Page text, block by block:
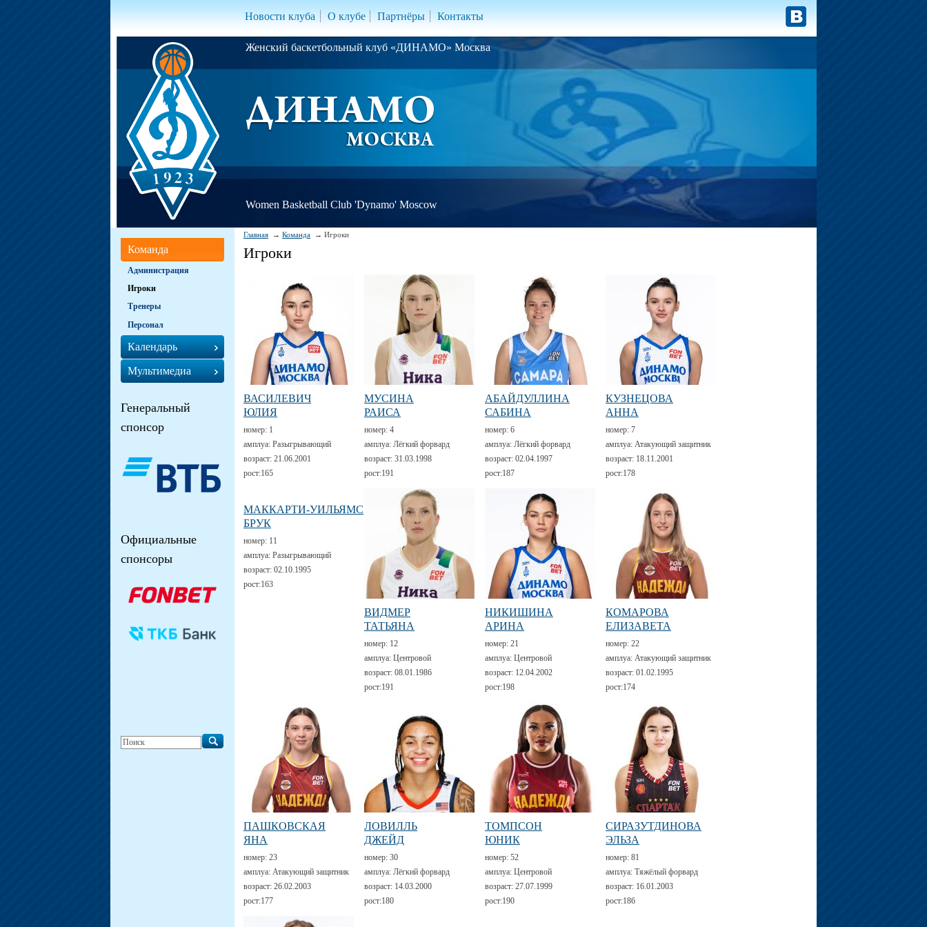
Новости клуба О клубе Партнёры Контакты
Женский баскетбольный клуб «ДИНАМО» Москва
Women Basketball Club 'Dynamo' Moscow
Главная Команда Игроки
Игроки
ВАСИЛЕВИЧ
ЮЛИЯ
номер: 1
амплуа: Разыгрывающий
возраст: 21.06.2001
рост:165
МУСИНА
РАИСА
номер: 4
амплуа: Лёгкий форвард
возраст: 31.03.1998
рост:191
АБАЙДУЛЛИНА
САБИНА
номер: 6
амплуа: Лёгкий форвард
возраст: 02.04.1997
рост:187
КУЗНЕЦОВА
АННА
номер: 7
амплуа: Атакующий защитник
возраст: 18.11.2001
рост:178
МАККАРТИ-УИЛЬЯМС
БРУК
номер: 11
амплуа: Разыгрывающий
возраст: 02.10.1995
рост:163
ВИДМЕР
ТАТЬЯНА
номер: 12
амплуа: Центровой
возраст: 08.01.1986
рост:191
НИКИШИНА
АРИНА
номер: 21
амплуа: Центровой
возраст: 12.04.2002
рост:198
КОМАРОВА
ЕЛИЗАВЕТА
номер: 22
амплуа: Атакующий защитник
возраст: 01.02.1995
рост:174
ПАШКОВСКАЯ
ЯНА
номер: 23
амплуа: Атакующий защитник
возраст: 26.02.2003
рост:177
ЛОВИЛЛЬ
ДЖЕЙД
номер: 30
амплуа: Лёгкий форвард
возраст: 14.03.2000
рост:180
ТОМПСОН
ЮНИК
номер: 52
амплуа: Центровой
возраст: 27.07.1999
рост:190
СИРАЗУТДИНОВА
ЭЛЬЗА
номер: 81
амплуа: Тяжёлый форвард
возраст: 16.01.2003
рост:186
Команда
Администрация
Игроки
Тренеры
Персонал
Календарь
Мультимедиа
Генеральный
спонсор
Официальные
спонсоры